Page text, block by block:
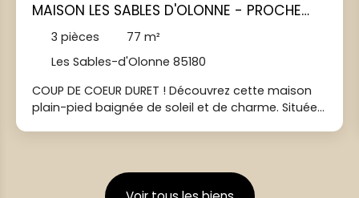
MAISON LES SABLES D'OLONNE - PROCHE
ARAGO ET PORT
3 pièces 77 m²
Les Sables-d'Olonne 85180
COUP DE COEUR DURET ! Découvrez cette maison
plain-pied baignée de soleil et de charme. Située
Vous serez séduit dès votre arrivée par la pièce de
vie lumineuse. Le séjour ouvert sur une cuisine